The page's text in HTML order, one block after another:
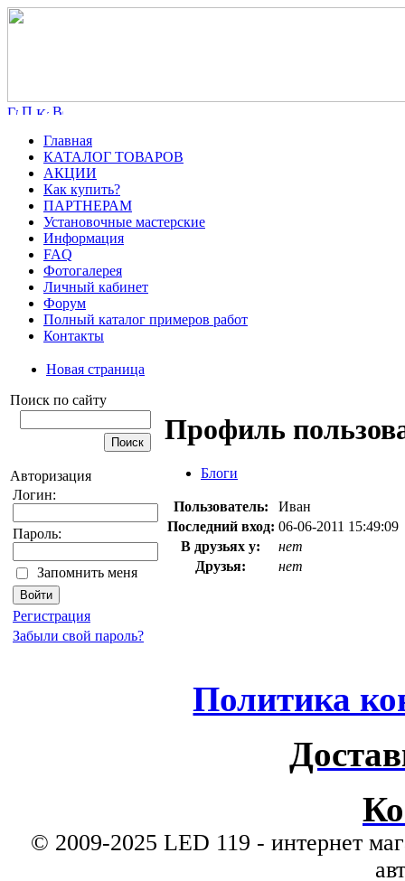
Главная
КАТАЛОГ ТОВАРОВ
АКЦИИ
Как купить?
ПАРТНЕРАМ
Установочные мастерские
Информация
FAQ
Фотогалерея
Личный кабинет
Форум
Полный каталог примеров работ
Контакты
Новая страница
Поиск по сайту
Авторизация
Логин:
Пароль:
Запомнить меня
Регистрация
Забыли свой пароль?
Профиль
Блоги
Пользователь:
Иван
Последний вход: 06-06-2011 15:49:09
В друзьях у:
нет
Друзья:
нет
Политика
© 2009-2025 LED 119 - интернет